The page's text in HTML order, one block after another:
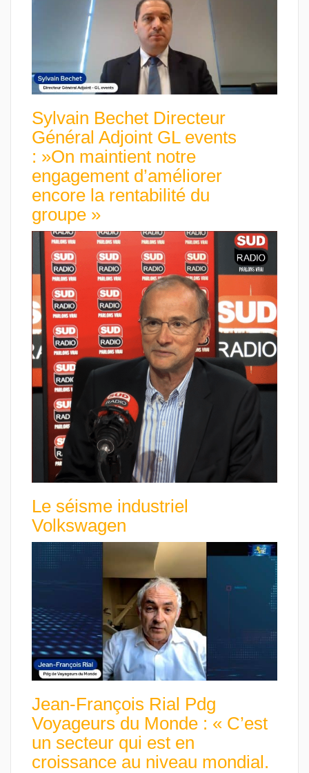
Sylvain Bechet Directeur
Général Adjoint GL events
: »On maintient notre
engagement d’améliorer
encore la rentabilité du
groupe »
Le séisme industriel
Volkswagen
Jean-François Rial Pdg
Voyageurs du Monde : « C’est
un secteur qui est en
croissance au niveau mondial.